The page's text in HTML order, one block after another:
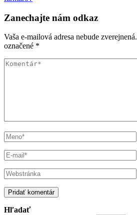
Zanechajte nám odkaz
Vaša e-mailová adresa nebude zverejnená.
označené *
Hľadať